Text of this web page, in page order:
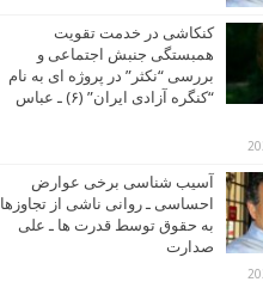
کنکاشی در خدمت تقویت
همبستگی جنبش اجتماعی و
بررسی “نکثر” در پروژه ای به نام
“کنگره آزادی ایران” (۶) ـ عباس
آسیب شناسی برخی عوارض
احساسی ـ روانی ناشی از تجاوزها
به حقوق توسط قدرت ها ـ علی
صدارت